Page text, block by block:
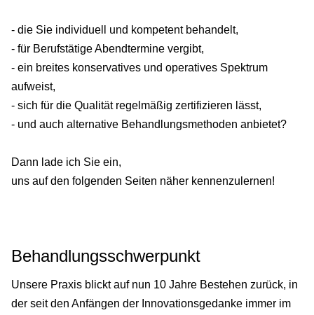
- die Sie individuell und kompetent behandelt,
- für Berufstätige Abendtermine vergibt,
- ein breites konservatives und operatives Spektrum
aufweist,
- sich für die Qualität regelmäßig zertifizieren lässt,
- und auch alternative Behandlungsmethoden anbietet?
Dann lade ich Sie ein,
uns auf den folgenden Seiten näher kennenzulernen!
Behandlungsschwerpunkt
Unsere Praxis blickt auf nun 10 Jahre Bestehen zurück, in
der seit den Anfängen der Innovationsgedanke immer im